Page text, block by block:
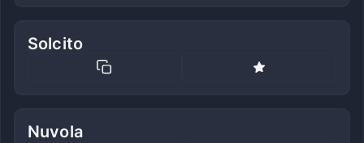
Solcito
Nuvola